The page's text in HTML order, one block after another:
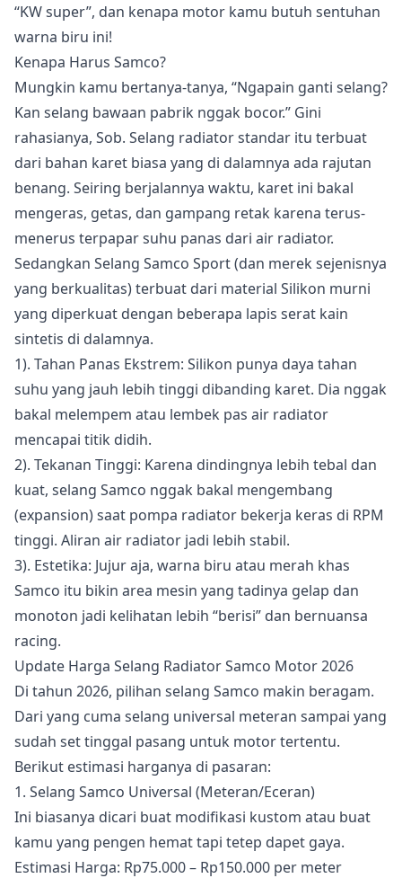
“KW super”, dan kenapa motor kamu butuh sentuhan
warna biru ini!
Kenapa Harus Samco?
Mungkin kamu bertanya-tanya, “Ngapain ganti selang?
Kan selang bawaan pabrik nggak bocor.” Gini
rahasianya, Sob. Selang radiator standar itu terbuat
dari bahan karet biasa yang di dalamnya ada rajutan
benang. Seiring berjalannya waktu, karet ini bakal
mengeras, getas, dan gampang retak karena terus-
menerus terpapar suhu panas dari air radiator.
Sedangkan Selang Samco Sport (dan merek sejenisnya
yang berkualitas) terbuat dari material Silikon murni
yang diperkuat dengan beberapa lapis serat kain
sintetis di dalamnya.
1). Tahan Panas Ekstrem: Silikon punya daya tahan
suhu yang jauh lebih tinggi dibanding karet. Dia nggak
bakal melempem atau lembek pas air radiator
mencapai titik didih.
2). Tekanan Tinggi: Karena dindingnya lebih tebal dan
kuat, selang Samco nggak bakal mengembang
(expansion) saat pompa radiator bekerja keras di RPM
tinggi. Aliran air radiator jadi lebih stabil.
3). Estetika: Jujur aja, warna biru atau merah khas
Samco itu bikin area mesin yang tadinya gelap dan
monoton jadi kelihatan lebih “berisi” dan bernuansa
racing.
Update Harga Selang Radiator Samco Motor 2026
Di tahun 2026, pilihan selang Samco makin beragam.
Dari yang cuma selang universal meteran sampai yang
sudah set tinggal pasang untuk motor tertentu.
Berikut estimasi harganya di pasaran:
1. Selang Samco Universal (Meteran/Eceran)
Ini biasanya dicari buat modifikasi kustom atau buat
kamu yang pengen hemat tapi tetep dapet gaya.
Estimasi Harga: Rp75.000 – Rp150.000 per meter